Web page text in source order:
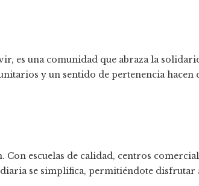
es una comunidad que abraza la
y un sentido de pertenencia hacen
Con escuelas de calidad, centros
se simplifica, permitiéndote disfrutar